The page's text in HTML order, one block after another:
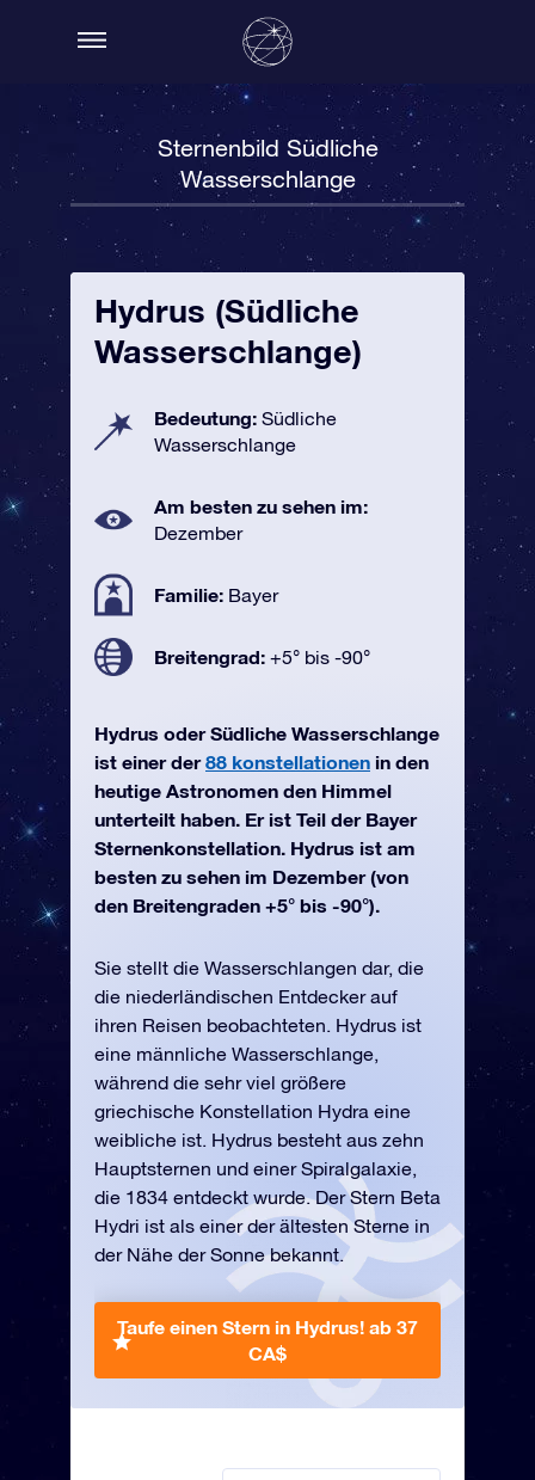
Sternenbild Südliche
Wasserschlange
Hydrus (Südliche
Wasserschlange)
Bedeutung: Südliche
Wasserschlange
Am besten zu sehen im:
Dezember
Familie: Bayer
Breitengrad: +5° bis -90°
Hydrus oder Südliche Wasserschlange
ist einer der88 konstellationen in den
heutige Astronomen den Himmel
unterteilt haben. Er ist Teil der Bayer
Sternenkonstellation. Hydrus ist am
besten zu sehen im Dezember (von
den Breitengraden +5° bis -90°).
Sie stellt die Wasserschlangen dar, die
die niederländischen Entdecker auf
ihren Reisen beobachteten. Hydrus ist
eine männliche Wasserschlange,
während die sehr viel größere
griechische Konstellation Hydra eine
weibliche ist. Hydrus besteht aus zehn
Hauptsternen und einer Spiralgalaxie,
die 1834 entdeckt wurde. Der Stern Beta
Hydri ist als einer der ältesten Sterne in
der Nähe der Sonne bekannt.
Taufe einen Stern in Hydrus! ab 37
CA$